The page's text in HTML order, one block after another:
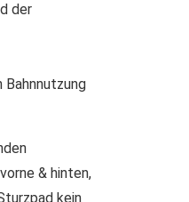
der
& hinten,
kein